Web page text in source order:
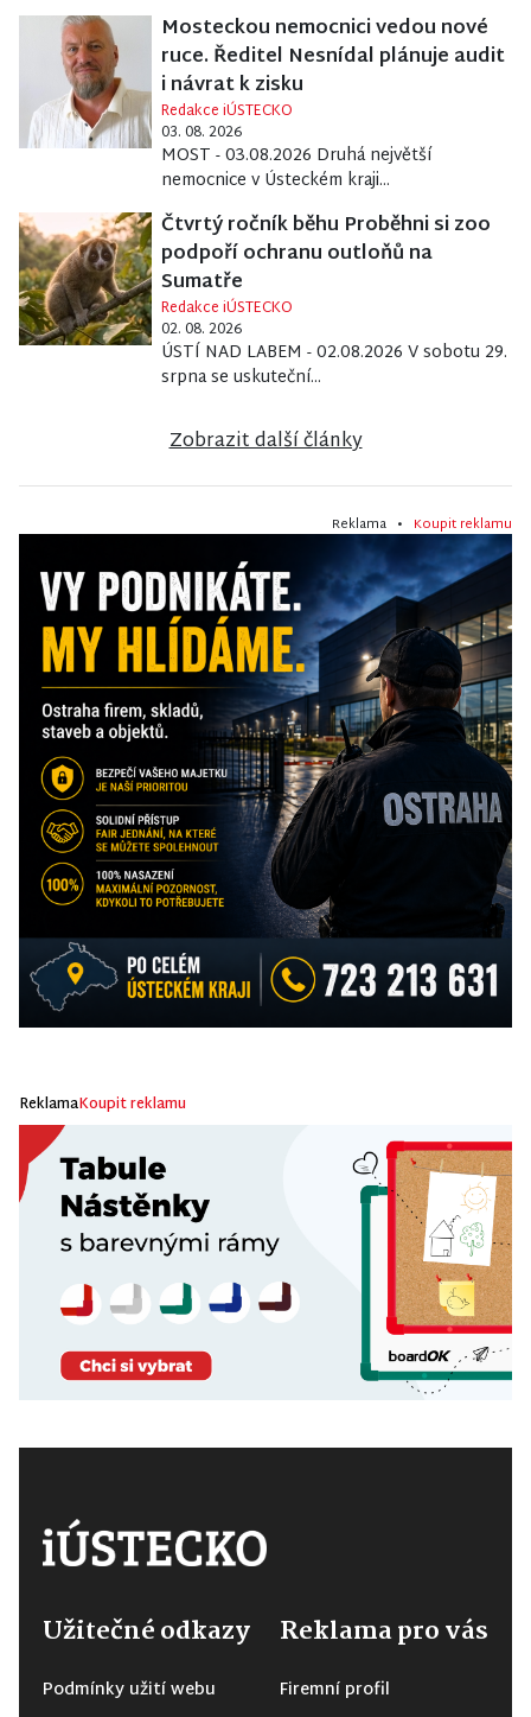
Mosteckou nemocnici vedou nové
ruce. Ředitel Nesnídal plánuje audit
i návrat k zisku
Redakce iÚSTECKO
03. 08. 2026
MOST - 03.08.2026 Druhá největší
nemocnice v Ústeckém kraji...
Čtvrtý ročník běhu Proběhni si zoo
podpoří ochranu outloňů na
Sumatře
Redakce iÚSTECKO
02. 08. 2026
ÚSTÍ NAD LABEM - 02.08.2026 V sobotu 29.
srpna se uskuteční...
Zobrazit další články
Reklama • Koupit reklamu
ReklamaKoupit reklamu
Užitečné odkazy
Podmínky užití webu
Reklama pro vás
Firemní profil